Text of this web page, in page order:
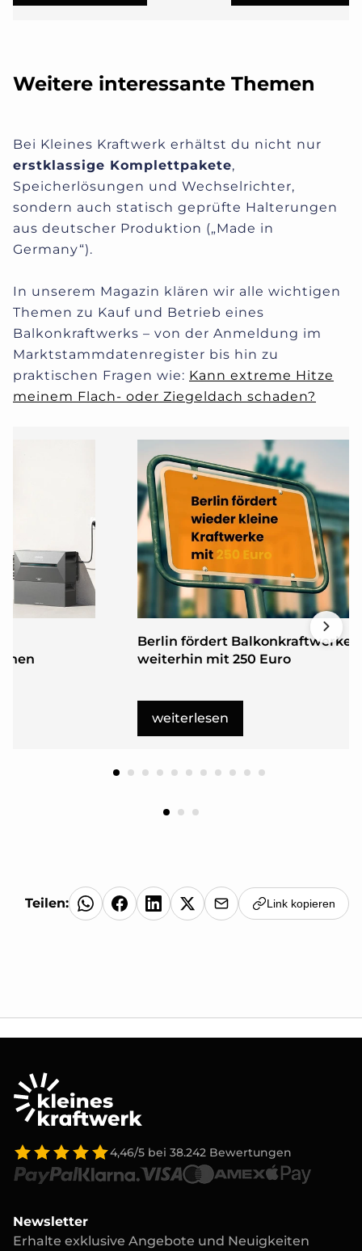
Weitere interessante Themen
Bei Kleines Kraftwerk erhältst du nicht nur
erstklassige Komplettpakete,
Speicherlösungen und Wechselrichter,
sondern auch statisch geprüfte Halterungen
aus deutscher Produktion („Made in
Germany“).
In unserem Magazin klären wir alle wichtigen
Themen zu Kauf und Betrieb eines
Balkonkraftwerks – von der Anmeldung im
Marktstammdatenregister bis hin zu
praktischen Fragen wie: Kann extreme Hitze
meinem Flach- oder Ziegeldach schaden?
Berlin fördert Balkonkraftwerke
weiterhin mit 250 Euro
weiterlesen
Teilen: Link kopieren
4,46/5 bei 38.242 Bewertungen
Newsletter
Erhalte exklusive Angebote und Neuigkeiten